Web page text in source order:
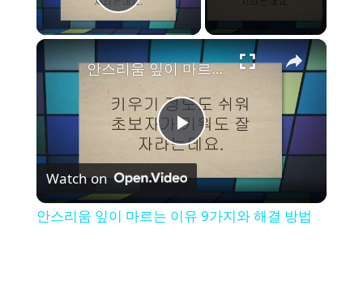
Play Video
×
P
안스리움 잎이 마르는 이유 9가지와 해결 방법
Watch on
안스리움 잎이 마르는 이유 9가지와 해결 방법